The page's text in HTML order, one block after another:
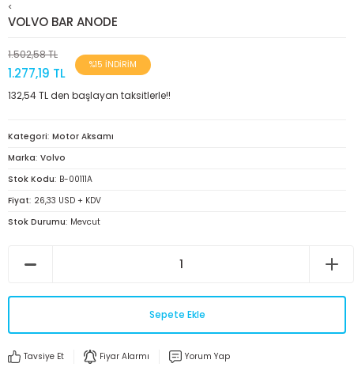
<
VOLVO BAR ANODE
1.502,58 TL
1.277,19 TL
%15 İNDİRİM
132,54 TL den başlayan taksitlerle!!
Kategori Motor Aksamı
Marka Volvo
Stok Kodu B-00111A
Fiyat 26,33 USD + KDV
Stok Durumu Mevcut
Sepete Ekle
Tavsiye Et Fiyar Alarmı Yorum Yap